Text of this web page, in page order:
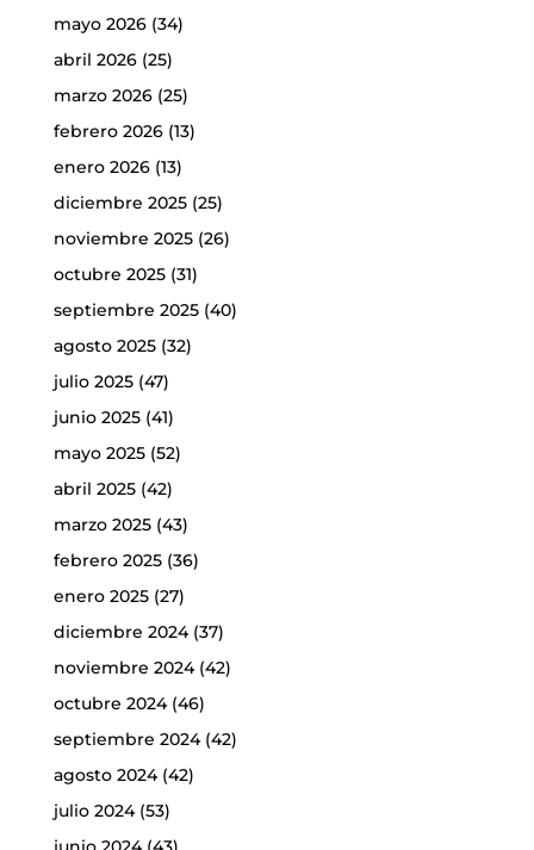
mayo 2026(34)
abril 2026(25)
marzo 2026(25)
febrero 2026(13)
enero 2026(13)
diciembre 2025(25)
noviembre 2025(26)
octubre 2025(31)
septiembre 2025(40)
agosto 2025(32)
julio 2025(47)
junio 2025(41)
mayo 2025(52)
abril 2025(42)
marzo 2025(43)
febrero 2025(36)
enero 2025(27)
diciembre 2024(37)
noviembre 2024(42)
octubre 2024(46)
septiembre 2024(42)
agosto 2024(42)
julio 2024(53)